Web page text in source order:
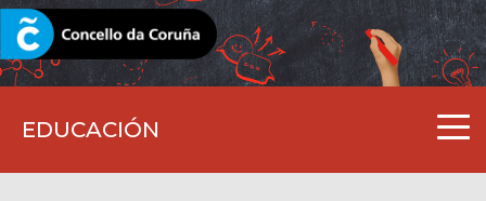
EDUCACIÓN
CORUNA.GAL